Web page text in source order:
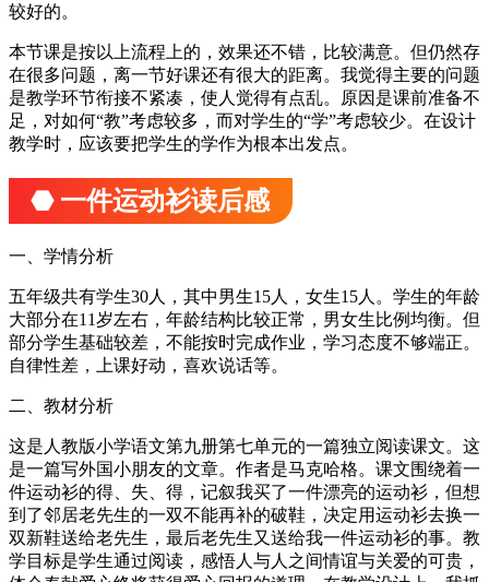
较好的。
本节课是按以上流程上的，效果还不错，比较满意。但仍然存
在很多问题，离一节好课还有很大的距离。我觉得主要的问题
是教学环节衔接不紧凑，使人觉得有点乱。原因是课前准备不
足，对如何“教”考虑较多，而对学生的“学”考虑较少。在设计
教学时，应该要把学生的学作为根本出发点。
⬣ 一件运动衫读后感
一、学情分析
五年级共有学生30人，其中男生15人，女生15人。学生的年龄
大部分在11岁左右，年龄结构比较正常，男女生比例均衡。但
部分学生基础较差，不能按时完成作业，学习态度不够端正。
自律性差，上课好动，喜欢说话等。
二、教材分析
这是人教版小学语文第九册第七单元的一篇独立阅读课文。这
是一篇写外国小朋友的文章。作者是马克哈格。课文围绕着一
件运动衫的得、失、得，记叙我买了一件漂亮的运动衫，但想
到了邻居老先生的一双不能再补的破鞋，决定用运动衫去换一
双新鞋送给老先生，最后老先生又送给我一件运动衫的事。教
学目标是学生通过阅读，感悟人与人之间情谊与关爱的可贵，